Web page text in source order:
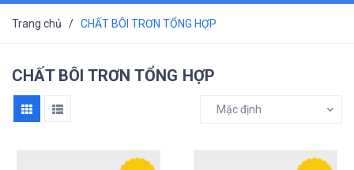
Trang chủ / CHẤT BÔI TRƠN TỔNG HỢP
CHẤT BÔI TRƠN TỔNG HỢP
Mặc định